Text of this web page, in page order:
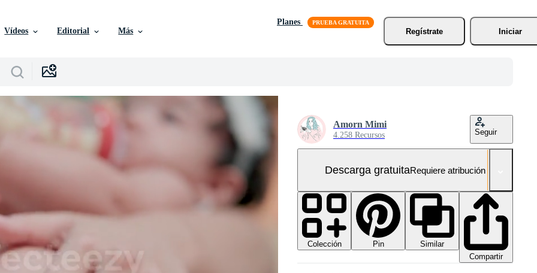
Vídeos Editorial Más
Planes
Regístrate
Iniciar
Amorn Mimi
4.258 Recursos Seguir
Descarga gratuitaRequiere atribución
Colección Pin
Similar
Compartir